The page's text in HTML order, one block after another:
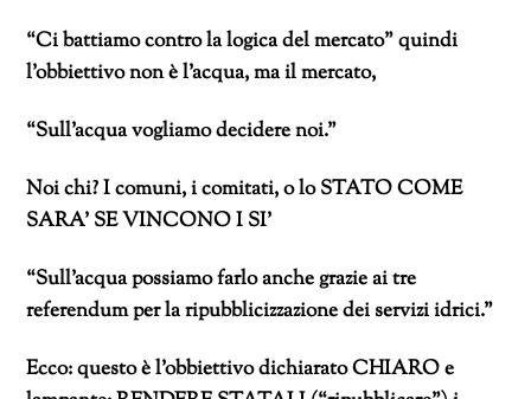
“Ci battiamo contro la logica del mercato” quindi
l’obbiettivo non è l’acqua, ma il mercato,
“Sull’acqua vogliamo decidere noi.”
Noi chi? I comuni, i comitati, o lo STATO COME
SARA’ SE VINCONO I SI’
“Sull’acqua possiamo farlo anche grazie ai tre
referendum per la ripubblicizzazione dei servizi idrici.”
Ecco: questo è l’obbiettivo dichiarato CHIARO e